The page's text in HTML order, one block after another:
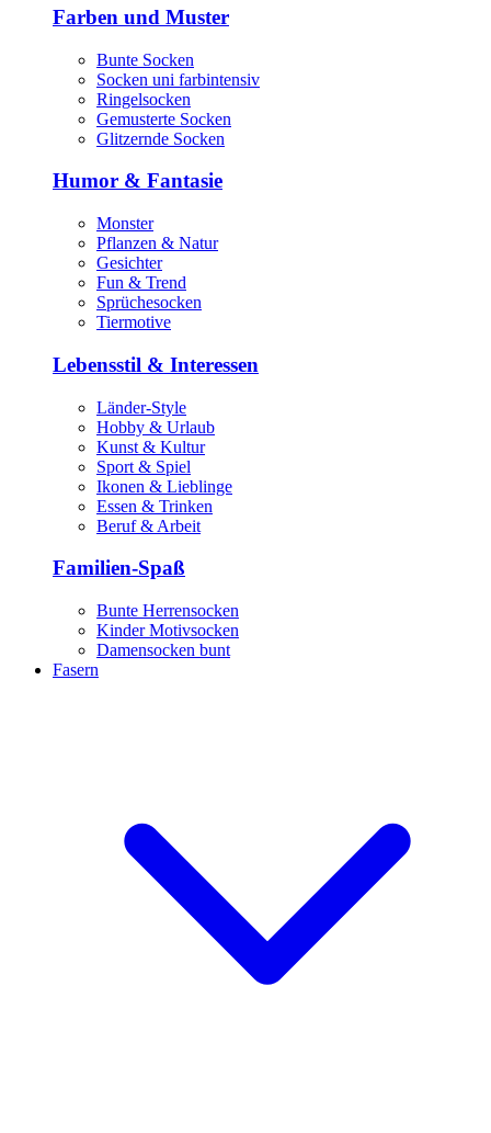
Farben und Muster
Bunte Socken
Socken uni farbintensiv
Ringelsocken
Gemusterte Socken
Glitzernde Socken
Humor & Fantasie
Monster
Pflanzen & Natur
Gesichter
Fun & Trend
Sprüchesocken
Tiermotive
Lebensstil & Interessen
Länder-Style
Hobby & Urlaub
Kunst & Kultur
Sport & Spiel
Ikonen & Lieblinge
Essen & Trinken
Beruf & Arbeit
Familien-Spaß
Bunte Herrensocken
Kinder Motivsocken
Damensocken bunt
Fasern